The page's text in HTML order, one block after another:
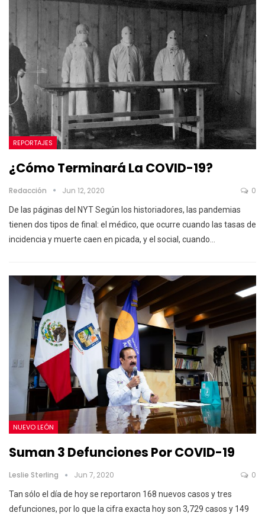
REPORTAJES
¿Cómo Terminará La COVID-19?
Redacción Jun 12, 2020 0
De las páginas del NYT Según los historiadores, las pandemias
tienen dos tipos de final: el médico, que ocurre cuando las tasas de
incidencia y muerte caen en picada, y el social, cuando…
NUEVO LEÓN
Suman 3 Defunciones Por COVID-19
Leslie Sterling Jun 7, 2020 0
Tan sólo el día de hoy se reportaron 168 nuevos casos y tres
defunciones, por lo que la cifra exacta hoy son 3,729 casos y 149